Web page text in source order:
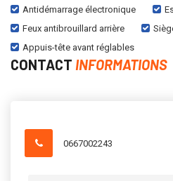
Antidémarrage électronique
Feux antibrouillard arrière
Appuis-tête avant réglables
CONTACT INFORMATIONS
0667002243